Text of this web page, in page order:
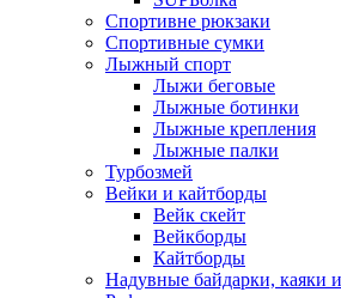
Спортивне рюкзаки
Спортивные сумки
Лыжный спорт
Лыжи беговые
Лыжные ботинки
Лыжные крепления
Лыжные палки
Турбозмей
Вейки и кайтборды
Вейк скейт
Вейкборды
Кайтборды
Надувные байдарки, каяки